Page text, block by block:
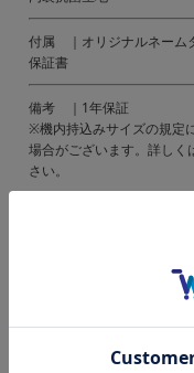
付属 ｜オリジナルネーム
保証書
備考 ｜1年保証
※機内持込みサイズの規定
場合がございます。詳しく
さい。
● 商品の画像は、できる
お客様のモニターの発色
ります。あらかじめご了
● メーカーサイズ、もし
● 天然皮革・素材を使用